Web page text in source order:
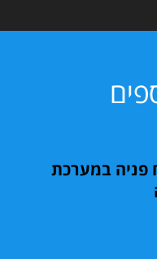
פניה במערכת